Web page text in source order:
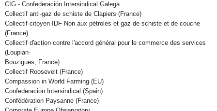
CIG - Confederación Intersindical Galega
Collectif anti-gaz de schiste de Clapiers (France)
Collectif citoyen IDF Non aux pétroles et gaz de schiste et de couche
(France)
Collectif d'action contre l'accord général pour le commerce des services
(Loupian-
Bouzigues, France)
Collectif Roosevelt (France)
Compassion in World Farming (EU)
Confederacion Intersindical (Spain)
Confédération Paysanne (France)